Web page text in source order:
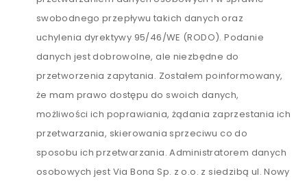
swobodnego przepływu takich danych oraz
uchylenia dyrektywy 95/46/WE (RODO). Podanie
danych jest dobrowolne, ale niezbędne do
przetworzenia zapytania. Zostałem poinformowany,
że mam prawo dostępu do swoich danych,
możliwości ich poprawiania, żądania zaprzestania ich
przetwarzania, skierowania sprzeciwu co do
sposobu ich przetwarzania. Administratorem danych
osobowych jest Via Bona Sp. z o.o. z siedzibą ul. Nowy